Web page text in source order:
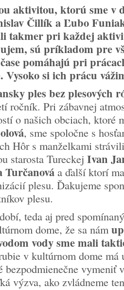
aktivitou, ktorú sme v
Čillík a Ľubo
takmer pri každej
sú príkladom pre
pomáhajú pri
Vysoko si ich prácu
ples bez plesových
ročník. Pri zábavnej
o našich obciach, ktoré
, sme spoločne s
Hôr s manželkami
starosta Tureckej Ivan
Turčanováa ďalší ktorí
plesu. Ďakujeme
plesu.
teda aj pred
dome, že sa nám
vody sme mali
v kultúrnom dome má
bezpodmienečne vymeniť
výzva, ako zvládneme